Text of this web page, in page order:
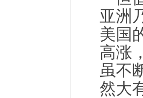
亚洲
美国
高涨
虽不
然大